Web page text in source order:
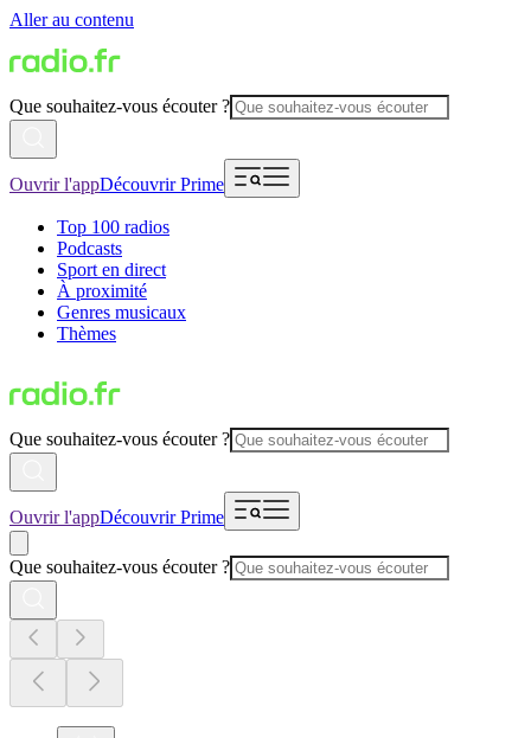
Aller au contenu
Que souhaitez-vous écouter ?
Ouvrir l'appDécouvrir Prime
Top 100 radios
Podcasts
Sport en direct
À proximité
Genres musicaux
Thèmes
Que souhaitez-vous écouter ?
Ouvrir l'appDécouvrir Prime
Que souhaitez-vous écouter ?